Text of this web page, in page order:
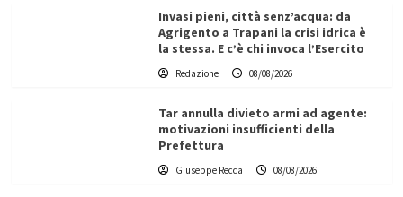
Invasi pieni, città senz’acqua: da
Agrigento a Trapani la crisi idrica è
la stessa. E c’è chi invoca l’Esercito
Redazione 08/08/2026
Tar annulla divieto armi ad agente:
motivazioni insufficienti della
Prefettura
Giuseppe Recca 08/08/2026